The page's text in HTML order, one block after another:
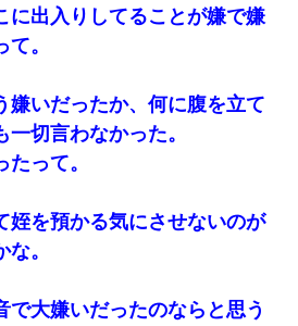
に出入りしてることが嫌で嫌
。
嫌いだったか、何に腹を立て
切言わなかった。
って。
姪を預かる気にさせないのが
。
で大嫌いだったのならと思う